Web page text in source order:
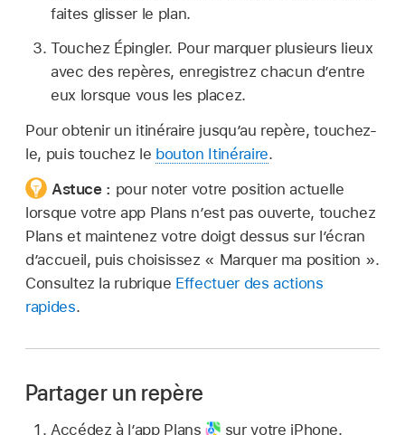
faites glisser le plan.
Touchez Épingler. Pour marquer plusieurs lieux
avec des repères, enregistrez chacun d’entre
eux lorsque vous les placez.
Pour obtenir un itinéraire jusqu’au repère, touchez-
le, puis touchez le bouton Itinéraire.
Astuce : pour noter votre position actuelle
lorsque votre app Plans n’est pas ouverte, touchez
Plans et maintenez votre doigt dessus sur l’écran
d’accueil, puis choisissez « Marquer ma position ».
Consultez la rubrique Effectuer des actions
rapides.
Partager un repère
Accédez à l’app Plans sur votre iPhone.